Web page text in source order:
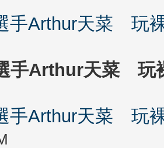
手Arthur天菜 玩
手Arthur天菜 玩
手Arthur天菜 玩